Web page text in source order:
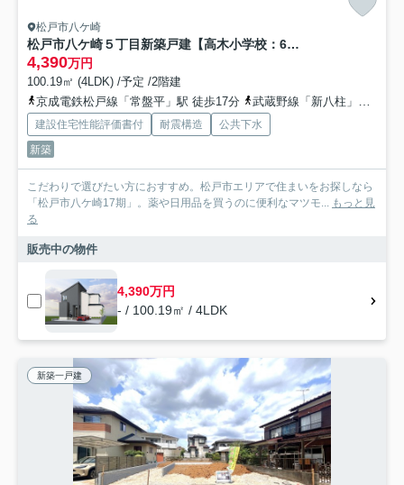
松戸市八ケ崎
松戸市八ケ崎５丁目新築戸建【高木小学校：6分】
4,390万円
100.19㎡ (4LDK) /予定 /2階建
京成電鉄松戸線「常盤平」駅 徒歩17分
武蔵野線「新八柱」駅 徒歩27分
建設住宅性能評価書付 耐震構造
公共下水
新築
こだわりで選びたい方におすすめ。松戸市エリアで住まいをお探しなら
「松戸市八ケ崎17期」。薬や日用品を買うのに便利なマツモ... もっと見
る
販売中の物件
4,390万円
- / 100.19㎡ / 4LDK
新築一戸建